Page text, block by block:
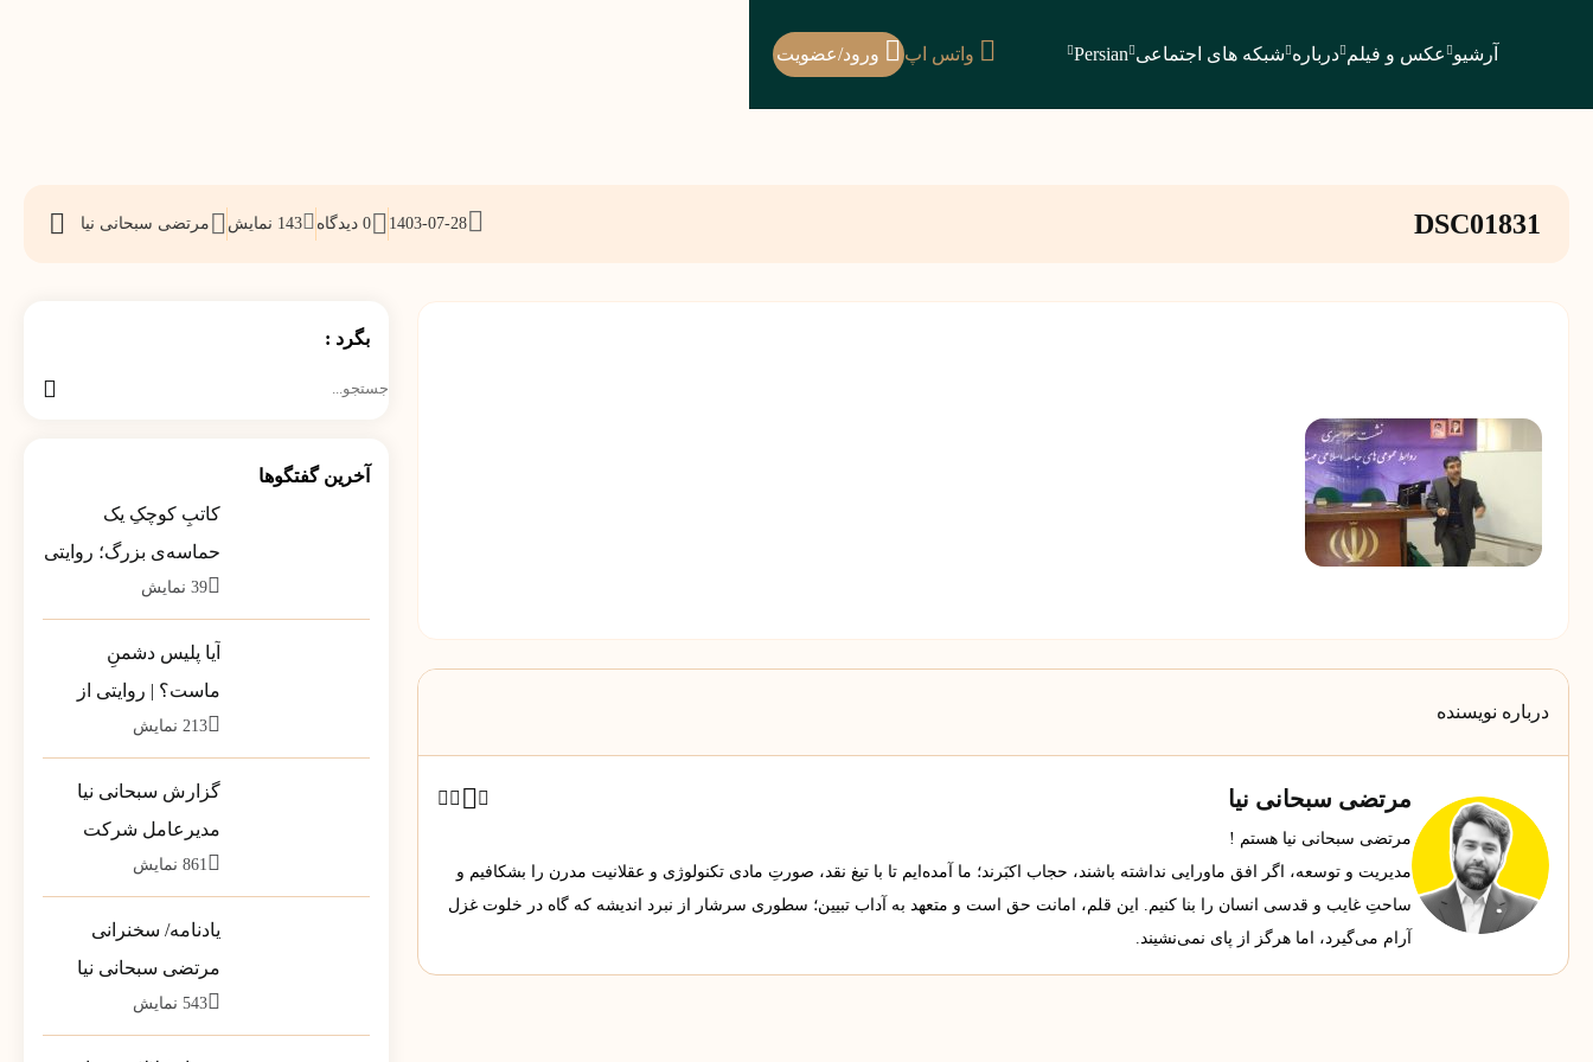
آرشیو عکس و فیلم درباره شبکه های اجتماعی Persian واتس اپ ورود/عضویت
DSC01831
1403-07-28 0 دیدگاه 143 نمایش مرتضی سبحانی نیا
درباره نویسنده
مرتضی سبحانی نیا
مرتضی سبحانی نیا هستم !
مدیریت و توسعه، اگر افق ماورایی نداشته باشند، حجاب اکبَرند؛ ما آمده‌ایم تا با تیغ نقد، صورتِ مادی تکنولوژی و عقلانیت مدرن را بشکافیم و
ساحتِ غایب و قدسی انسان را بنا کنیم. این قلم، امانت حق است و متعهد به آداب تبیین؛ سطوری سرشار از نبرد اندیشه که گاه در خلوت غزل
آرام می‌گیرد، اما هرگز از پای نمی‌نشیند.
بگرد :
آخرین گفتگوها
کاتبِ کوچکِ یک
حماسه‌ی بزرگ؛ روایتی
از بارِ سنگینِ کلمات در
39 نمایش
آیا پلیس دشمنِ
ماست؟ | روایتی از
تله‌ی خطرناکِ «ضلع
213 نمایش
گزارش سبحانی نیا
مدیرعامل شرکت
پشتیبانی مخازن پارس
861 نمایش
یادنامه/ سخنرانی
مرتضی سبحانی نیا
مشاور وزیر در جمع
543 نمایش